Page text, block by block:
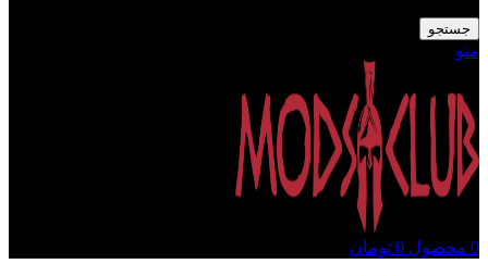
جستجو
منو
0 محصول 0 تومان